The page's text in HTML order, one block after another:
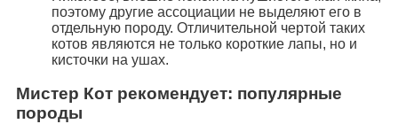
поэтому другие ассоциации не выделяют его в
отдельную породу. Отличительной чертой таких
котов являются не только короткие лапы, но и
кисточки на ушах.
Мистер Кот рекомендует: популярные
породы